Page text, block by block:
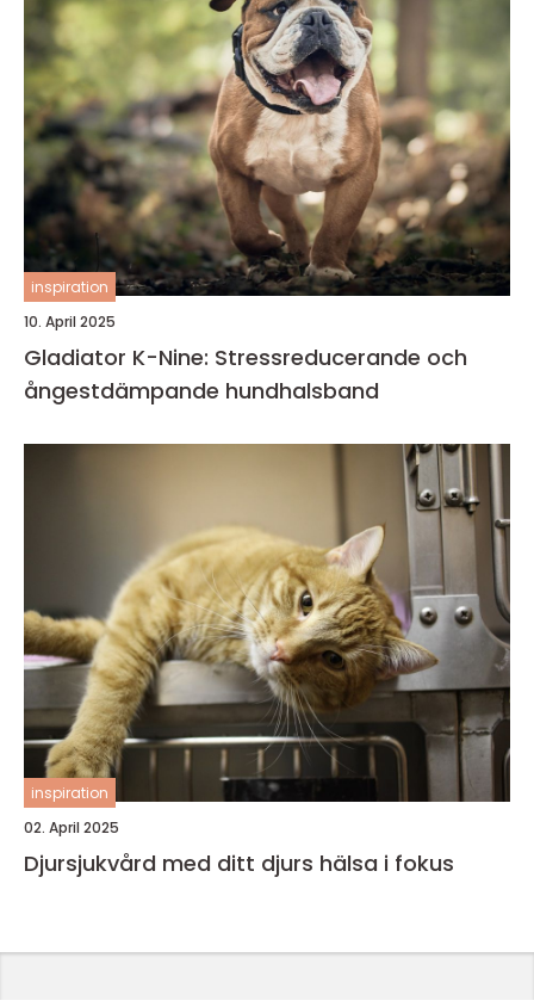
inspiration
10. April 2025
Gladiator K-Nine: Stressreducerande och
ångestdämpande hundhalsband
inspiration
02. April 2025
Djursjukvård med ditt djurs hälsa i fokus